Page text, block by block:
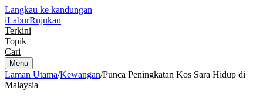
Langkau ke kandungan
iLaburRujukan
Terkini
Topik
Cari
Menu
Laman Utama/Kewangan/Punca Peningkatan Kos Sara Hidup di
Malaysia